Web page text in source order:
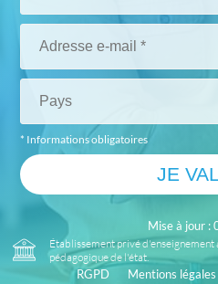
* Informations obligatoires
Établissement privé d'enseignement
pédagogique de l'état.
Mise à jour :
RGPD Mentions légales